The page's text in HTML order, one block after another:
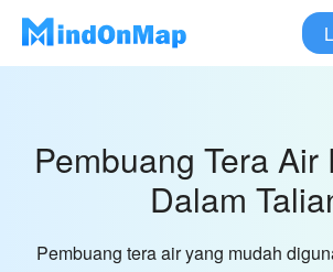
Pembuang Tera Air
Dalam
Pembuang tera air yang mudah